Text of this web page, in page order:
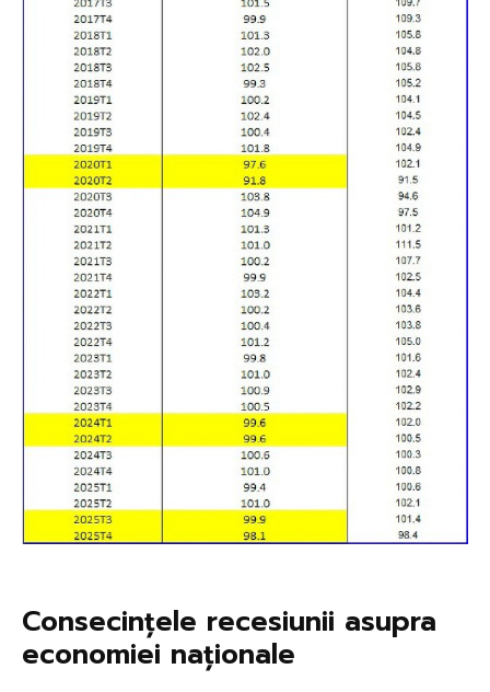
Consecințele recesiunii asupra
economiei naționale